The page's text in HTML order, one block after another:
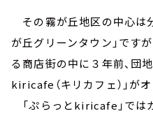
その霧が丘地区の中心は
が丘グリーンタウン」です
る商店街の中に３年前、団
kiricafe（キリカフェ）」が
「ぷらっとkiricafe」では